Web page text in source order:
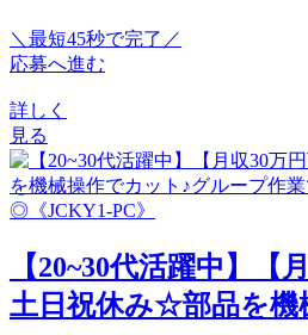
＼最短45秒で完了／
応募へ進む
詳しく
見る
【20~30代活躍中】【
土日祝休み☆部品を機